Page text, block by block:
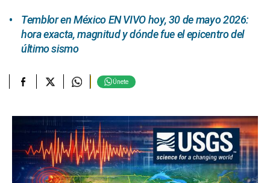
Temblor en México EN VIVO hoy, 30 de mayo 2026:
hora exacta, magnitud y dónde fue el epicentro del
último sismo
Únete